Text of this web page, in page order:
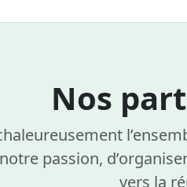
Nos
passion,
vers la